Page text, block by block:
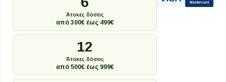
Άτοκες δόσεις
από 300€ έως 499€
12
Άτοκες δόσεις
από 500€ έως 999€
Mastercard